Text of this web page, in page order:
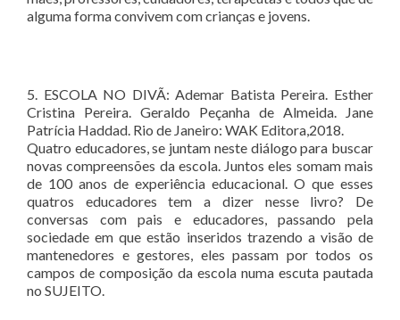
alguma forma convivem com crianças e jovens.
5. ESCOLA NO DIVÃ: Ademar Batista Pereira. Esther
Cristina Pereira. Geraldo Peçanha de Almeida. Jane
Patrícia Haddad. Rio de Janeiro: WAK Editora,2018.
Quatro educadores, se juntam neste diálogo para buscar
novas compreensões da escola. Juntos eles somam mais
de 100 anos de experiência educacional. O que esses
quatros educadores tem a dizer nesse livro? De
conversas com pais e educadores, passando pela
sociedade em que estão inseridos trazendo a visão de
mantenedores e gestores, eles passam por todos os
campos de composição da escola numa escuta pautada
no SUJEITO.